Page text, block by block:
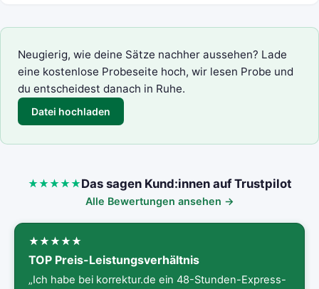
Neugierig, wie deine Sätze nachher aussehen? Lade
eine kostenlose Probeseite hoch, wir lesen Probe und
du entscheidest danach in Ruhe.
Datei hochladen
Das sagen Kund:innen auf Trustpilot
Alle Bewertungen ansehen →
TOP Preis-Leistungsverhältnis
„Ich habe bei korrektur.de ein 48-Stunden-Express-